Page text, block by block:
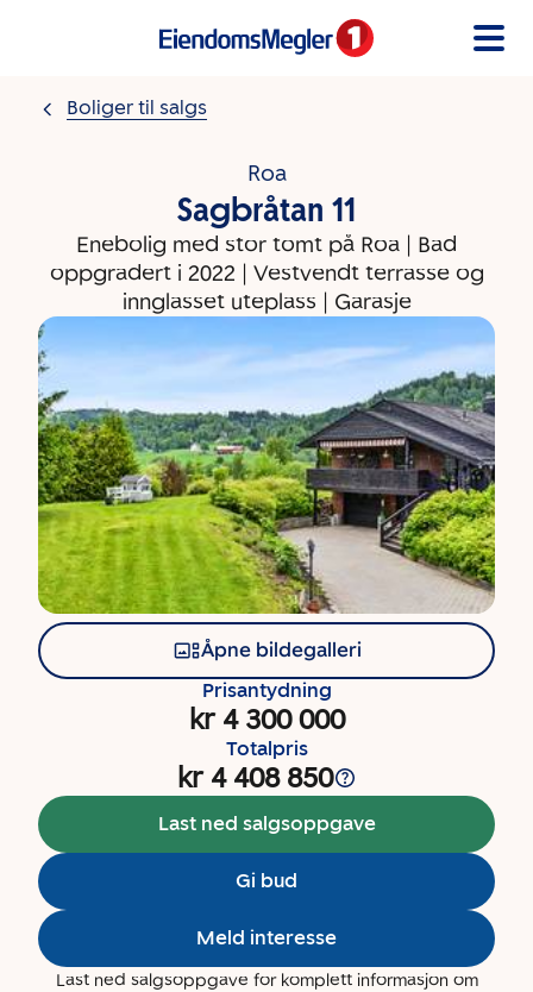
Boliger til salgs
Roa
Sagbråtan 11
Enebolig med stor tomt på Roa | Bad
oppgradert i 2022 | Vestvendt terrasse og
innglasset uteplass | Garasje
Åpne bildegalleri
Prisantydning
kr 4 300 000
Totalpris
kr 4 408 850
Last ned salgsoppgave
Gi bud
Meld interesse
Last ned salgsoppgave for komplett informasjon om